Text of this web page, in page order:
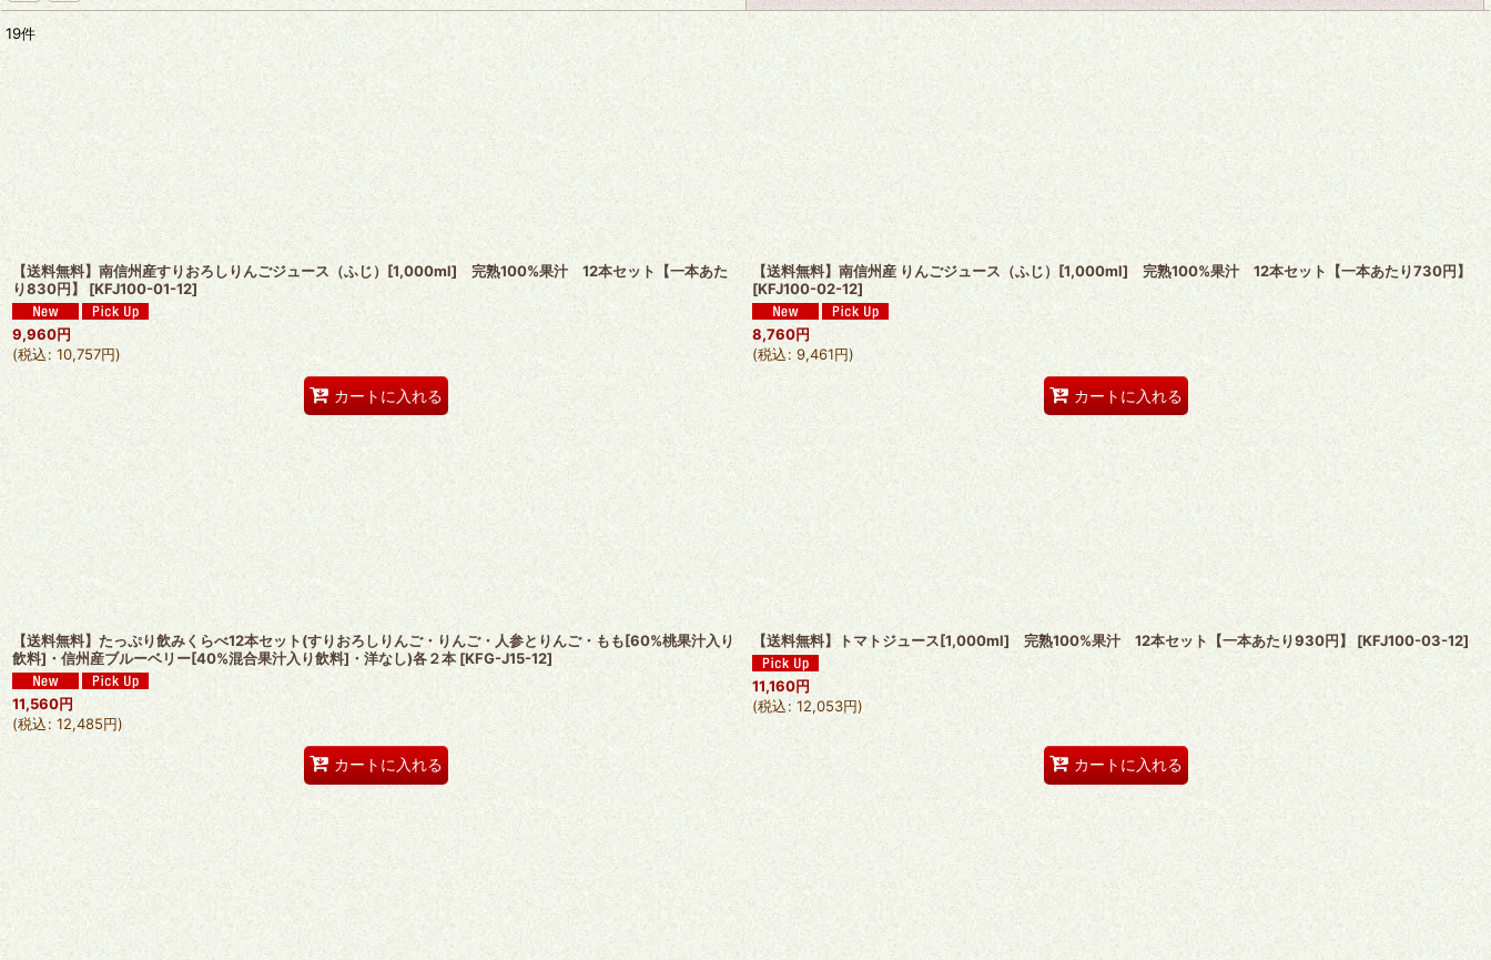
19件
【送料無料】南信州産すりおろしりんごジュース（ふじ）[1,000ml] 完熟100%果汁 12本セット【一本あた
り830円】
[KFJ100-01-12]
9,960円
(税込: 10,757円)
カートに入れる
【送料無料】南信州産 りんごジュース（ふじ）[1,000ml] 完熟100%果汁 12本セット【一本あたり730円】
[KFJ100-02-12]
8,760円
(税込: 9,461円)
カートに入れる
【送料無料】たっぷり飲みくらべ12本セット(すりおろしりんご・りんご・人参とりんご・もも[60%桃果汁入り
飲料]・信州産ブルーベリー[40%混合果汁入り飲料]・洋なし)各２本 [KFG-J15-12]
11,560円
(税込: 12,485円)
カートに入れる
【送料無料】トマトジュース[1,000ml] 完熟100%果汁 12本セット【一本あたり930円】 [KFJ100-03-12]
11,160円
(税込: 12,053円)
カートに入れる